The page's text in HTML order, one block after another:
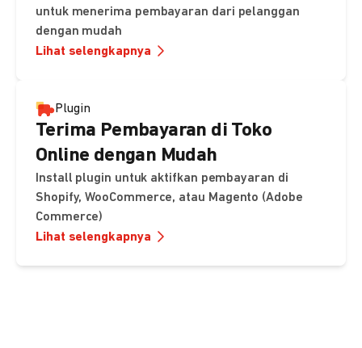
untuk menerima pembayaran dari pelanggan
dengan mudah
Lihat selengkapnya
Plugin
Terima Pembayaran di Toko
Online dengan Mudah
Install plugin untuk aktifkan pembayaran di
Shopify, WooCommerce, atau Magento (Adobe
Commerce)
Lihat selengkapnya